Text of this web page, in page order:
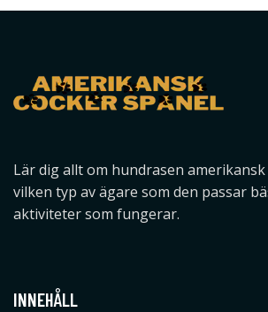
Lär dig allt om hundrasen
vilken typ av ägare som den passar
aktiviteter som fungerar.
INNEHÅLL